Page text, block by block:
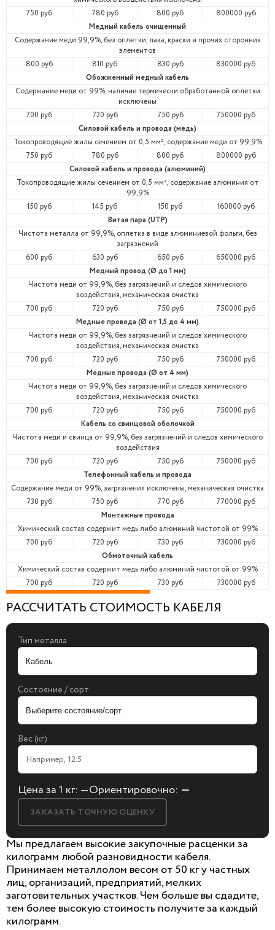
750 руб
780 руб 800 руб
800000 руб
Медный кабель очищенный
Содержание меди 99,9%, без оплетки, лака, краски и прочих сторонних
элементов
800 руб
810 руб 830 руб
830000 руб
Обожженный медный кабель
Содержание меди от 99%, наличие термически обработанной оплетки
исключены
700 руб
720 руб 750 руб
750000 руб
Силовой кабель и провода (медь)
Токопроводящие жилы сечением от 0,5 мм², содержание меди от 99,9%
750 руб
780 руб 800 руб
800000 руб
Силовой кабель и провода (алюминий)
Токопроводящие жилы сечением от 0,5 мм², содержание алюминия от
99,9%
150 руб
145 руб 150 руб
160000 руб
Витая пара (UTP)
Чистота металла от 99,9%, оплетка в виде алюминиевой фольги, без
загрязнений
600 руб
630 руб 650 руб
650000 руб
Медный провод (Ø до 1 мм)
Чистота меди от 99,9%, без загрязнений и следов химического
воздействия, механическая очистка
700 руб
720 руб 750 руб
750000 руб
Медные провода (Ø от 1,5 до 4 мм)
Чистота меди от 99,9%, без загрязнений и следов химического
воздействия, механическая очистка
700 руб
720 руб 750 руб
750000 руб
Медные провода (Ø от 4 мм)
Чистота меди от 99,9%, без загрязнений и следов химического
воздействия, механическая очистка
700 руб
720 руб 750 руб
750000 руб
Кабель со свинцовой оболочкой
Чистота меди и свинца от 99,9%, без загрязнений и следов химического
воздействия
700 руб
720 руб 750 руб
750000 руб
Телефонный кабель и провода
Содержание меди от 99%, загрязнения исключены, механическая очистка
730 руб
750 руб 770 руб
770000 руб
Монтажные провода
Химический состав содержит медь либо алюминий чистотой от 99%
700 руб
720 руб 730 руб
730000 руб
Обмоточный кабель
Химический состав содержит медь либо алюминий чистотой от 99%
700 руб
720 руб 730 руб 730000 руб
РАССЧИТАТЬ СТОИМОСТЬ КАБЕЛЯ
Тип металла
Состояние / сорт
Вес (кг)
Цена за 1 кг: —Ориентировочно: —
ЗАКАЗАТЬ ТОЧНУЮ ОЦЕНКУ
БЕСПЛАТНАЯ КОНСУЛЬТАЦИЯ
И ОЦЕНКА ЛОМА
Мы предлагаем высокие закупочные расценки за
килограмм любой разновидности кабеля.
Принимаем металлолом весом от 50 кг у частных
лиц, организаций, предприятий, мелких
заготовительных участков. Чем больше вы сдадите,
тем более высокую стоимость получите за каждый
килограмм.